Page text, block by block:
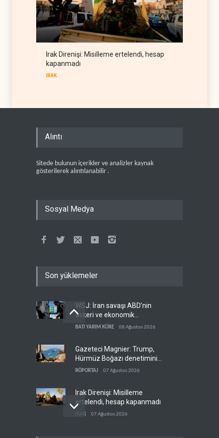
Irak Direnişi: Misilleme ertelendi, hesap
kapanmadı
IRAK
Alıntı
Sitede bulunun içerikler ve analizler kaynak
gösterilerek alıntılanabilir .
Sosyal Medya
Son yüklemeler
WSJ: İran savaşı ABD’nin
askeri ve ekonomik
kaynaklarını tüketiyor
BATI YARIM KÜRE 08 Ağustos 2026
Gazeteci Magnier: Trump,
Hürmüz Boğazı denetimini
doğrudan İran ve Umman'a
RÖPORTAJ 07 Ağustos 2026
Irak Direnişi: Misilleme
ertelendi, hesap kapanmadı
IRAK 07 Ağustos 2026